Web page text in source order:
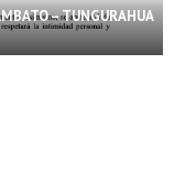
– TUNGURAHUA